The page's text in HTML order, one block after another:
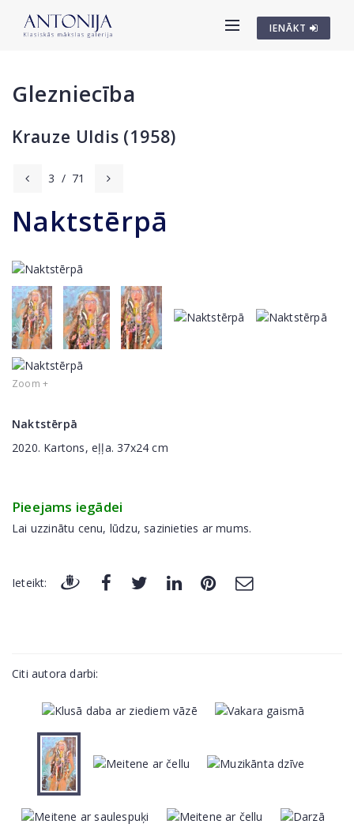
IENĀKT
Glezniecība
Krauze Uldis (1958)
3 / 71
Naktstērpā
Zoom +
Naktstērpā
2020. Kartons, eļļa. 37x24 cm
Pieejams iegādei
Lai uzzinātu cenu, lūdzu, sazinieties ar mums.
Ieteikt:
Citi autora darbi: